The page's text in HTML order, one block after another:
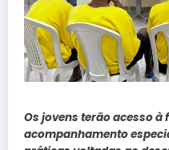
Os jovens terão acesso
acompanhamento